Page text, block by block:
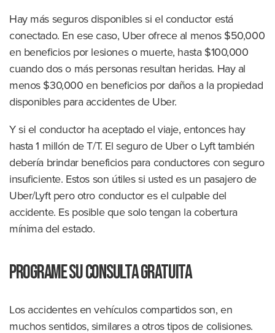
Hay más seguros disponibles si el conductor está
conectado. En ese caso, Uber ofrece al menos $50,000
en beneficios por lesiones o muerte, hasta $100,000
cuando dos o más personas resultan heridas. Hay al
menos $30,000 en beneficios por daños a la propiedad
disponibles para accidentes de Uber.
Y si el conductor ha aceptado el viaje, entonces hay
hasta 1 millón de T/T. El seguro de Uber o Lyft también
debería brindar beneficios para conductores con seguro
insuficiente. Estos son útiles si usted es un pasajero de
Uber/Lyft pero otro conductor es el culpable del
accidente. Es posible que solo tengan la cobertura
mínima del estado.
Programe su consulta gratuita
Los accidentes en vehículos compartidos son, en
muchos sentidos, similares a otros tipos de colisiones.